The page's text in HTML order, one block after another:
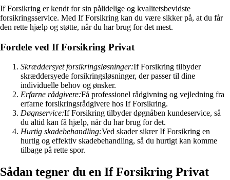
If Forsikring er kendt for sin pålidelige og kvalitetsbevidste
forsikringsservice. Med If Forsikring kan du være sikker på, at du får
den rette hjælp og støtte, når du har brug for det mest.
Fordele ved If Forsikring Privat
Skræddersyet forsikringsløsninger:If Forsikring tilbyder
skræddersyede forsikringsløsninger, der passer til dine
individuelle behov og ønsker.
Erfarne rådgivere:Få professionel rådgivning og vejledning fra
erfarne forsikringsrådgivere hos If Forsikring.
Døgnservice:If Forsikring tilbyder døgnåben kundeservice, så
du altid kan få hjælp, når du har brug for det.
Hurtig skadebehandling:Ved skader sikrer If Forsikring en
hurtig og effektiv skadebehandling, så du hurtigt kan komme
tilbage på rette spor.
Sådan tegner du en If Forsikring Privat